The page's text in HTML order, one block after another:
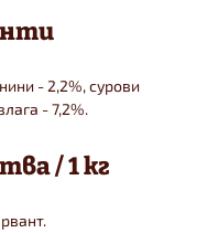
- 2,2%, сурови
- 7,2%.
/ 1 кг